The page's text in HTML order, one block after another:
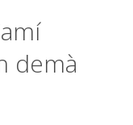
demà